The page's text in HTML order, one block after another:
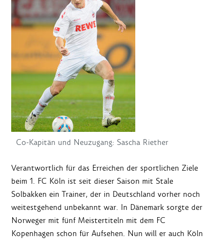
Co-Kapitän und Neuzugang: Sascha Riether
Verantwortlich für das Erreichen der sportlichen Ziele
beim 1. FC Köln ist seit dieser Saison mit Stale
Solbakken ein Trainer, der in Deutschland vorher noch
weitestgehend unbekannt war. In Dänemark sorgte der
Norweger mit fünf Meistertiteln mit dem FC
Kopenhagen schon für Aufsehen. Nun will er auch Köln